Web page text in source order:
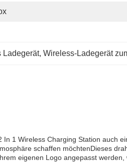
Ladegerät, Wireless-Ladegerät
1 Wireless Charging Station auch
schaffen möchtenDieses
eigenen Logo angepasst